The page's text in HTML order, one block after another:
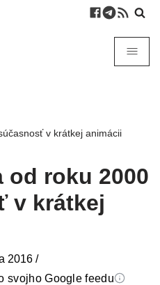
v krátkej animácii
od roku 2000
v krátkej
2016 /
svojho Google feedu